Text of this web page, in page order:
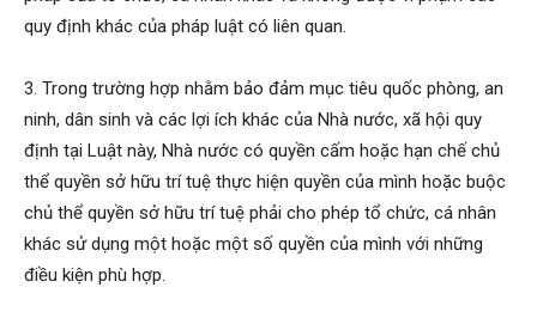
quy định khác của pháp luật có liên quan.
3. Trong trường hợp nhằm bảo đảm mục tiêu quốc phòng, an
ninh, dân sinh và các lợi ích khác của Nhà nước, xã hội quy
định tại Luật này, Nhà nước có quyền cấm hoặc hạn chế chủ
thể quyền sở hữu trí tuệ thực hiện quyền của mình hoặc buộc
chủ thể quyền sở hữu trí tuệ phải cho phép tổ chức, cá nhân
khác sử dụng một hoặc một số quyền của mình với những
điều kiện phù hợp.